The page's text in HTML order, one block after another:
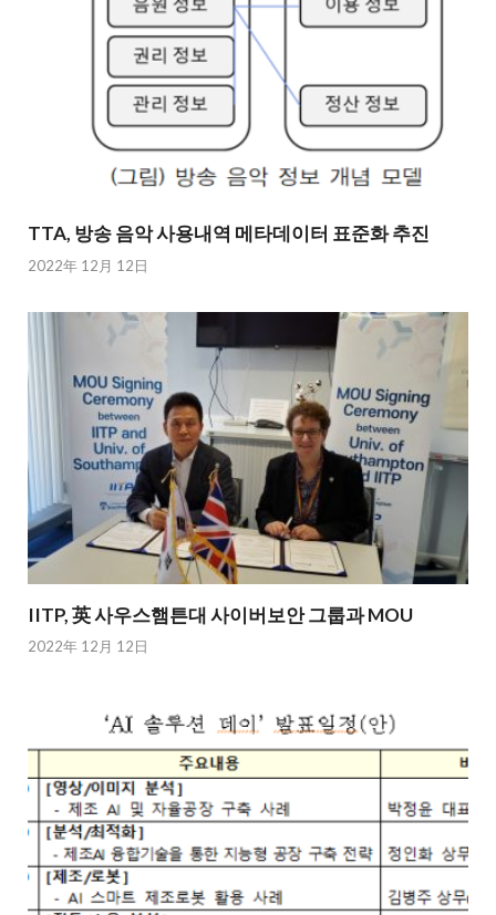
TTA, 방송 음악 사용내역 메타데이터 표준화 추진
2022年 12月 12日
IITP, 英 사우스햄튼대 사이버보안 그룹과 MOU
2022年 12月 12日